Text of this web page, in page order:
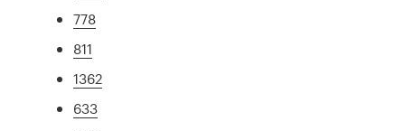
778
811
1362
633